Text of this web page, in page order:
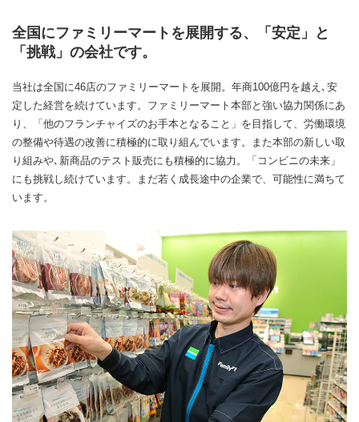
全国にファミリーマートを展開する、「安定」と
「挑戦」の会社です。
当社は全国に46店のファミリーマートを展開。年商100億円を越え､安
定した経営を続けています。ファミリーマート本部と強い協力関係にあ
り、「他のフランチャイズのお手本となること」を目指して、労働環境
の整備や待遇の改善に積極的に取り組んでいます。また本部の新しい取
り組みや､新商品のテスト販売にも積極的に協力。「コンビニの未来」
にも挑戦し続けています。まだ若く成長途中の企業で、可能性に満ちて
います。